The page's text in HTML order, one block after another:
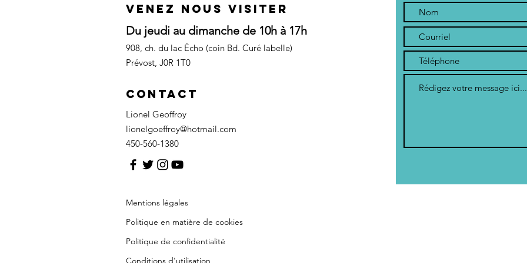
VeneZ nous visiter
Du jeudi au dimanche de 10h à 17h
908, ch. du lac Écho (coin Bd. Curé labelle)
Prévost, J0R 1T0
Contact
Lionel Geoffroy
lionelgoeffroy@hotmail.com
450-560-1380
Mentions légales
Politique en matière de cookies
Politique de confidentialité
Conditions d'utilisation